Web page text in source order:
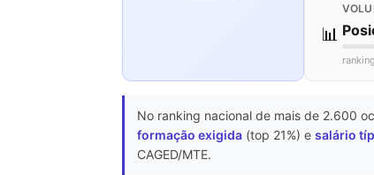
📊
No ranking nacional de mais de 2.600
formação exigida (top 21%) e salário
CAGED/MTE.